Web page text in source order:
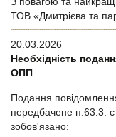
ТОВ «Дмитрієва та
20.03.2026
Необхідність
ОПП
Подання
передбачене п.63.3.
зобов'язано: